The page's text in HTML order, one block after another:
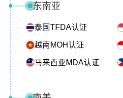
东南亚
泰国TFDA认证
越南MOH认证
马来西亚MDA认证